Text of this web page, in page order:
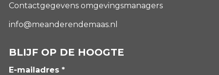
Contactgegevens omgevingsmanagers
info@meanderendemaas.nl
BLIJF OP DE HOOGTE
E-mailadres *